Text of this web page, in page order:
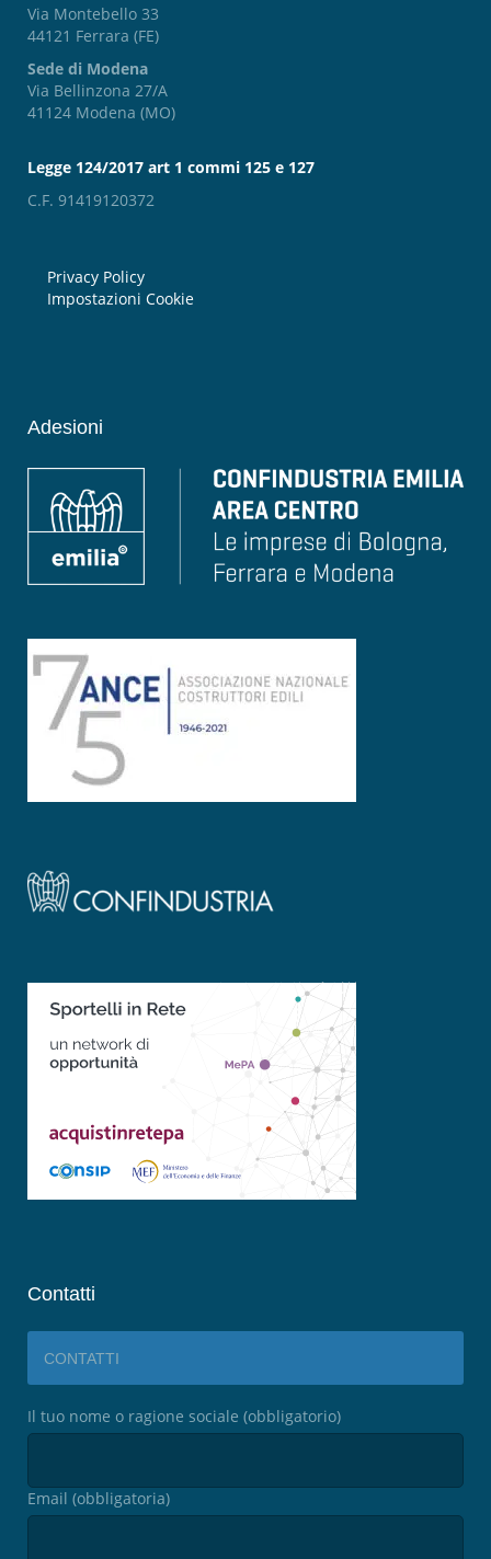
Via Montebello 33
44121 Ferrara (FE)
Sede di Modena
Via Bellinzona 27/A
41124 Modena (MO)
Legge 124/2017 art 1 commi 125 e 127
C.F. 91419120372
Privacy Policy
Impostazioni Cookie
Adesioni
Contatti
CONTATTI
Il tuo nome o ragione sociale (obbligatorio)
Email (obbligatoria)